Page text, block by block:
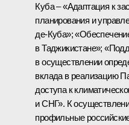
Куба – «Адаптация к
планирования и
де-Куба»;
в Таджикистане»;
в осуществлении
вклада в реализацию
доступа к
и СНГ». К
профильные